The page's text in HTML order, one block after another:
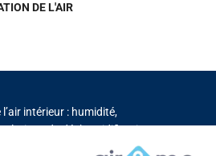
DE L'AIR
intérieur : humidité,
de déshumidification
ventilation,